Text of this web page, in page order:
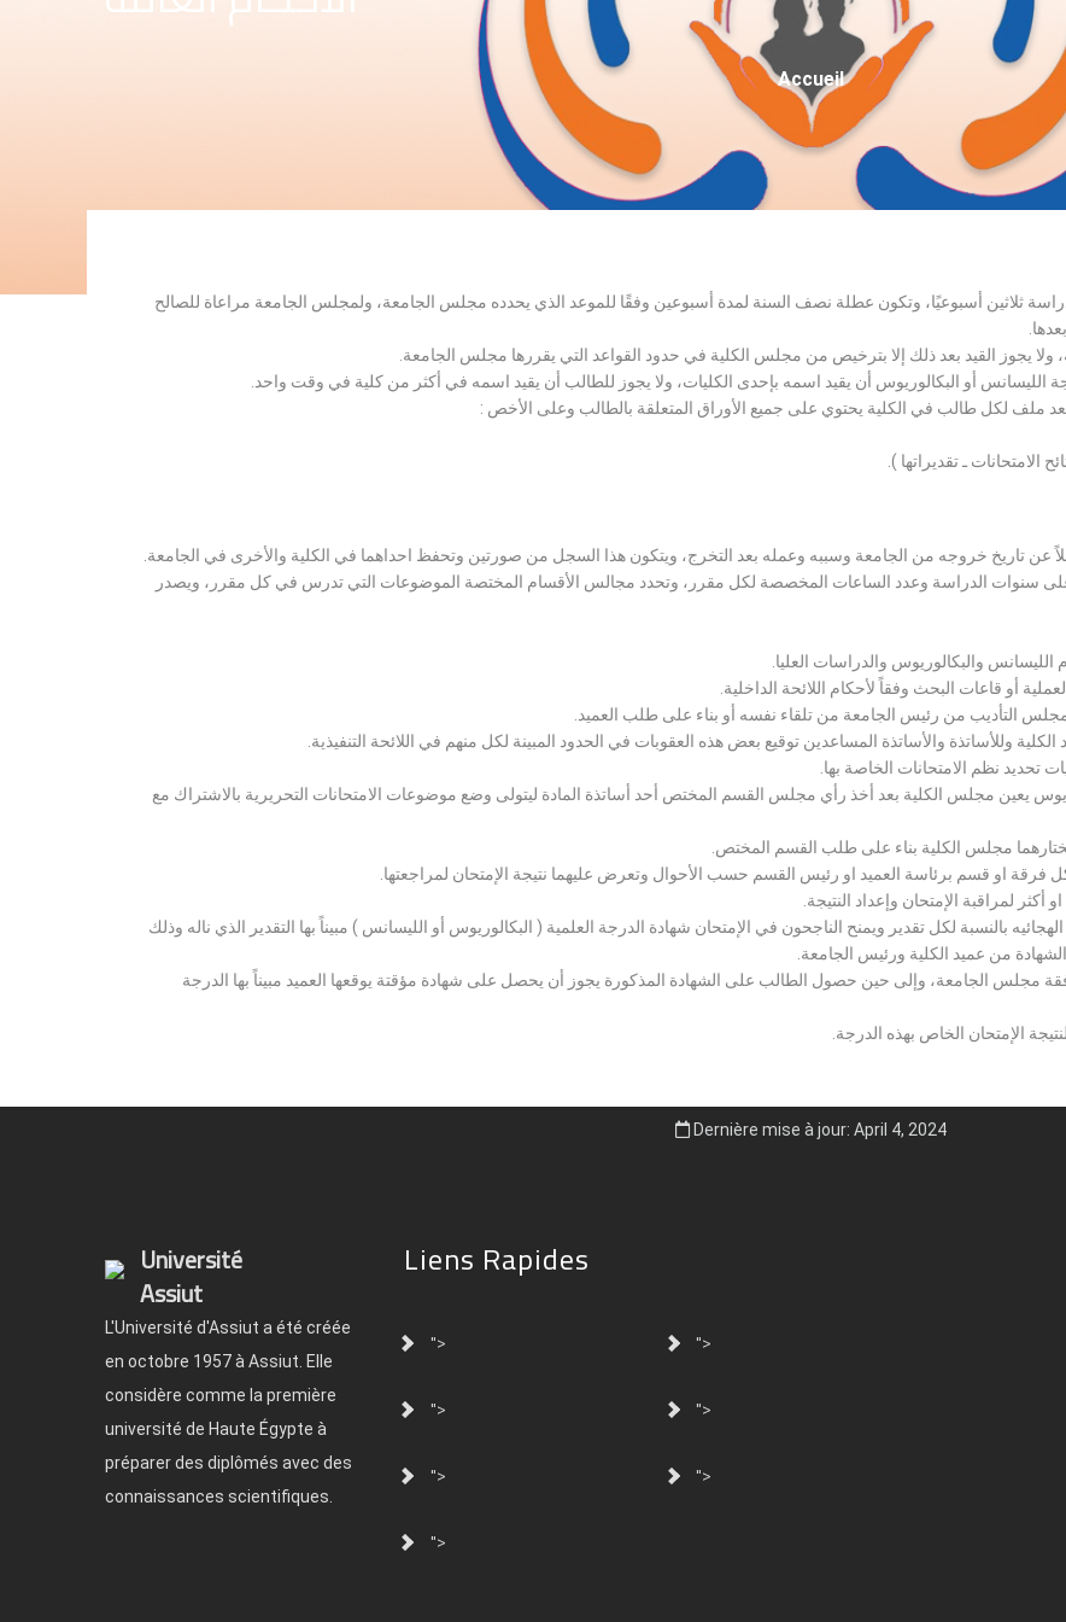
Fil
D'Ariane
Accueil
ثلاثين أسبوعيًا، وتكون عطلة نصف السنة لمدة أسبوعين وفقًا للموعد الذي يحدده مجلس الجامعة، ولمجلس الجامعة مراعاة للصالح
ولا يجوز القيد بعد ذلك إلا بترخيص من مجلس الكلية في حدود القواعد التي يقررها مجلس الجامعة.
الليسانس أو البكالوريوس أن يقيد اسمه بإحدى الكليات، ولا يجوز للطالب أن يقيد اسمه في أكثر من كلية في وقت واحد.
ملف لكل طالب في الكلية يحتوي على جميع الأوراق المتعلقة بالطالب وعلى الأخص :
الامتحانات ـ تقديراتها ).
تاريخ خروجه من الجامعة وسببه وعمله بعد التخرج، ويتكون هذا السجل من صورتين وتحفظ احداهما في الكلية والأخرى في الجامعة.
على سنوات الدراسة وعدد الساعات المخصصة لكل مقرر، وتحدد مجالس الأقسام المختصة الموضوعات التي تدرس في كل مقرر، ويصدر
الليسانس والبكالوريوس والدراسات العليا.
أو قاعات البحث وفقاً لأحكام اللائحة الداخلية.
التأديب من رئيس الجامعة من تلقاء نفسه أو بناء على طلب العميد.
وللأساتذة والأساتذة المساعدين توقيع بعض هذه العقوبات في الحدود المبينة لكل منهم في اللائحة التنفيذية.
تحديد نظم الامتحانات الخاصة بها.
يعين مجلس الكلية بعد أخذ رأي مجلس القسم المختص أحد أساتذة المادة ليتولى وضع موضوعات الامتحانات التحريرية بالاشتراك مع
مجلس الكلية بناء على طلب القسم المختص.
او قسم برئاسة العميد او رئيس القسم حسب الأحوال وتعرض عليهما نتيجة الإمتحان لمراجعتها.
لمراقبة الإمتحان وإعداد النتيجة.
بالنسبة لكل تقدير ويمنح الناجحون في الإمتحان شهادة الدرجة العلمية ( البكالوريوس أو الليسانس ) مبيناً بها التقدير الذي ناله وذلك
من عميد الكلية ورئيس الجامعة.
مجلس الجامعة، وإلى حين حصول الطالب على الشهادة المذكورة يجوز أن يحصل على شهادة مؤقتة يوقعها العميد مبيناً بها الدرجة
الإمتحان الخاص بهذه الدرجة.
Dernière mise à jour: April 4, 2024
Université
Assiut
L'Université d'Assiut a été créée
en octobre 1957 à Assiut. Elle
considère comme la première
université de Haute Égypte à
préparer des diplômés avec des
connaissances scientifiques.
Liens Rapides
"> ">
"> ">
"> ">
">